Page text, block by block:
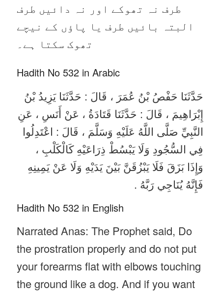
طرف نہ تھوکے اور نہ دائیں طرف
البتہ بائیں طرف یا پاؤں کے نیچے
تھوک سکتا ہے۔
Hadith No 532 in Arabic
حَدَّثَنَا حَفْصُ بْنُ عُمَرَ ، قَالَ : حَدَّثَنَا يَزِيدُ بْنُ
إِبْرَاهِيمَ ، قَالَ : حَدَّثَنَا قَتَادَةُ ، عَنْ أَنَسِ ، عَنِ
النَّبِيِّ صَلَّى اللَّهُ عَلَيْهِ وَسَلَّمَ ، قَالَ : اعْتَدِلُوا
فِي السُّجُودِ وَلَا يَبْسُطْ ذِرَاعَيْهِ كَالْكَلْبِ ،
وَإِذَا بَزَقَ فَلَا يَبْزُقَنَّ بَيْنَ يَدَيْهِ وَلَا عَنْ يَمِينِهِ
فَإِنَّهُ يُنَاجِي رَبَّهُ .
Hadith No 532 in English
Narrated Anas: The Prophet said, Do
the prostration properly and do not put
your forearms flat with elbows touching
the ground like a dog. And if you want